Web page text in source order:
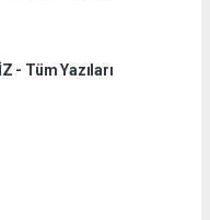
- Tüm Yazıları